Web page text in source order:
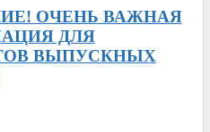
ОЧЕНЬ ВАЖНАЯ
ДЛЯ
ВЫПУСКНЫХ